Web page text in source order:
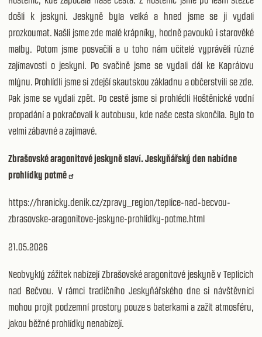
došli k jeskyni. Jeskyně byla velká a hned jsme se ji vydali
prozkoumat. Našli jsme zde malé krápníky, hodně pavouků i starověké
malby. Potom jsme posvačili a u toho nám učitelé vyprávěli různé
zajímavosti o jeskyni. Po svačině jsme se vydali dál ke Kaprálovu
mlýnu. Prohlídli jsme si zdejší skautskou základnu a občerstvili se zde.
Pak jsme se vydali zpět. Po cestě jsme si prohlédli Hoštěnické vodní
propadání a pokračovali k autobusu, kde naše cesta skončila. Bylo to
velmi zábavné a zajímavé.
Zbrašovské aragonitové jeskyně slaví. Jeskyňářský den nabídne
prohlídky potmě
https://hranicky.denik.cz/zpravy_region/teplice-nad-becvou-
zbrasovske-aragonitove-jeskyne-prohlidky-potme.html
21.05.2026
Neobvyklý zážitek nabízejí Zbrašovské aragonitové jeskyně v Teplicích
nad Bečvou. V rámci tradičního Jeskyňářského dne si návštěvníci
mohou projít podzemní prostory pouze s baterkami a zažít atmosféru,
jakou běžné prohlídky nenabízejí.